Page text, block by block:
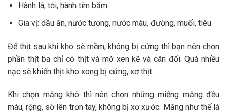
Hành lá, tỏi, hành tím băm
Gia vị: dầu ăn, nước tương, nước màu, đường, muối, tiêu
Để thịt sau khi kho sẽ mềm, không bị cứng thì bạn nên chọn
phần thịt ba chỉ có thịt và mỡ xen kẽ và cân đối. Quá nhiều
nạc sẽ khiến thịt kho xong bị cứng, xơ thịt.
Khi chọn măng khô thì nên chọn những miếng măng đều
màu, rộng, sờ lên trơn tay, không bị xơ xước. Măng như thế là